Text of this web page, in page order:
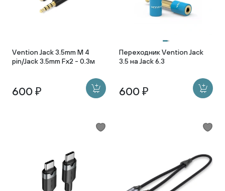
Vention Jack 3.5mm M 4
pin/Jack 3.5mm Fx2 - 0.3м
600 ₽
Переходник Vention Jack
3.5 на Jack 6.3
600 ₽